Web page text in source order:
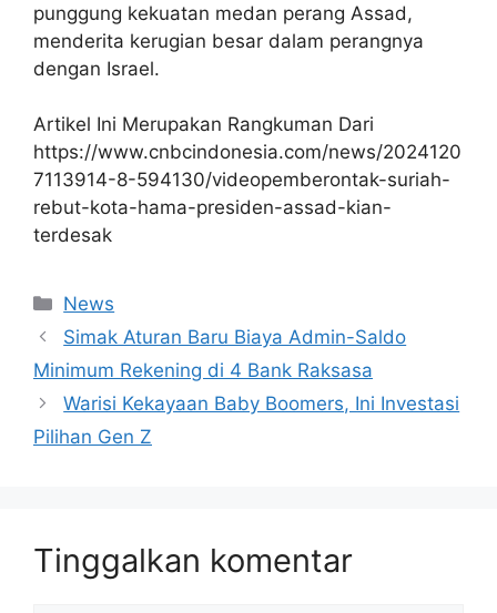
punggung kekuatan medan perang Assad,
menderita kerugian besar dalam perangnya
dengan Israel.
Artikel Ini Merupakan Rangkuman Dari
https://www.cnbcindonesia.com/news/2024120
7113914-8-594130/videopemberontak-suriah-
rebut-kota-hama-presiden-assad-kian-
terdesak
Kategori
News
Simak Aturan Baru Biaya Admin-Saldo
Minimum Rekening di 4 Bank Raksasa
Warisi Kekayaan Baby Boomers, Ini Investasi
Pilihan Gen Z
Tinggalkan komentar